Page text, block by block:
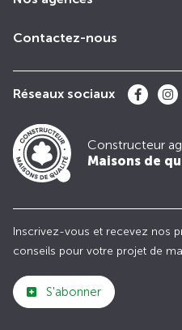
Contactez-nous
Réseaux sociaux
Constructeur
Maisons de
Inscrivez-vous et recevez nos
conseils pour votre projet de
S'abonner